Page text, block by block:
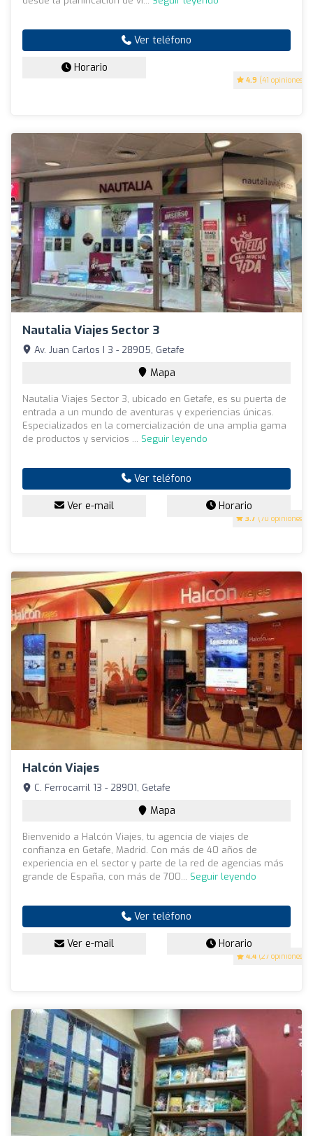
4.9 (41 opiniones)
Ver teléfono
Horario
Nautalia Viajes Sector 3
3.7 (70 opiniones)
Av. Juan Carlos I 3 - 28905, Getafe
Mapa
Nautalia Viajes Sector 3, ubicado en Getafe, es su puerta de
entrada a un mundo de aventuras y experiencias únicas.
Especializados en la comercialización de una amplia gama
de productos y servicios ... Seguir leyendo
Ver teléfono
Ver e-mail Horario
Halcón Viajes
4.4 (27 opiniones)
C. Ferrocarril 13 - 28901, Getafe
Mapa
Bienvenido a Halcón Viajes, tu agencia de viajes de
confianza en Getafe, Madrid. Con más de 40 años de
experiencia en el sector y parte de la red de agencias más
grande de España, con más de 700... Seguir leyendo
Ver teléfono
Ver e-mail Horario